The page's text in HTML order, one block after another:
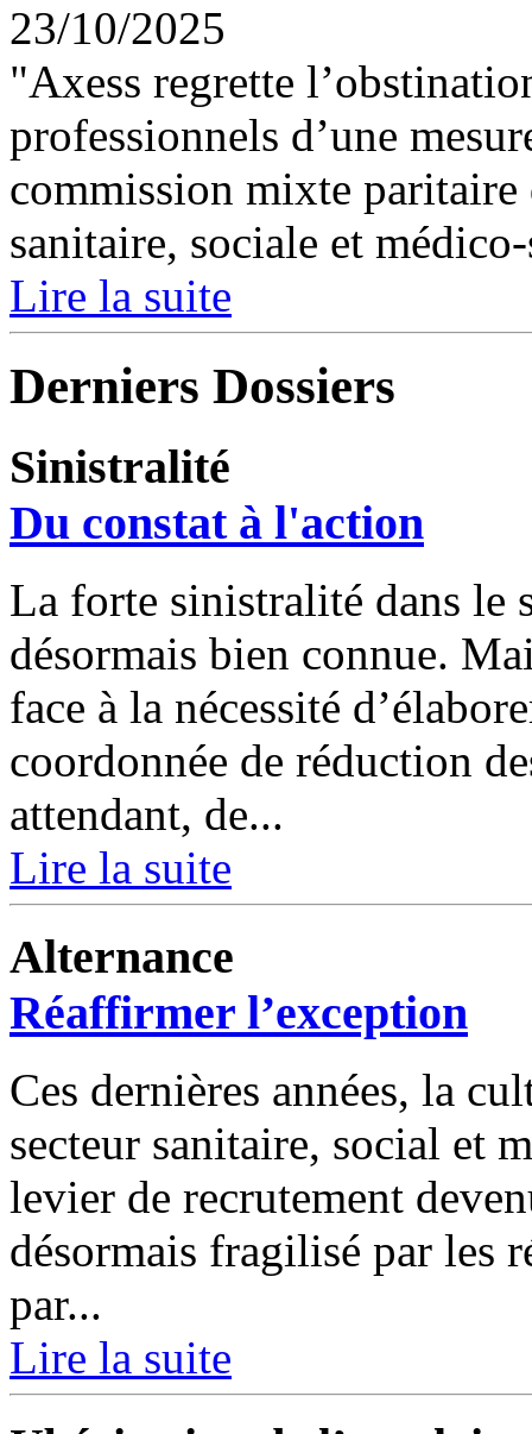
23/10/2025
"Axess regrette
professionnels d’une
commission mixte paritaire
sanitaire, sociale et
Lire la suite
Derniers Dossiers
Sinistralité
Du constat à l'action
La forte sinistralité dans le
désormais bien connue.
face à la nécessité
coordonnée de réduction
attendant, de...
Lire la suite
Alternance
Réaffirmer l’exception
Ces dernières années, la
secteur sanitaire, social et
levier de recrutement
désormais fragilisé par les
par...
Lire la suite